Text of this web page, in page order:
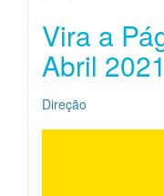
Vira a
Abril 2021
Direção